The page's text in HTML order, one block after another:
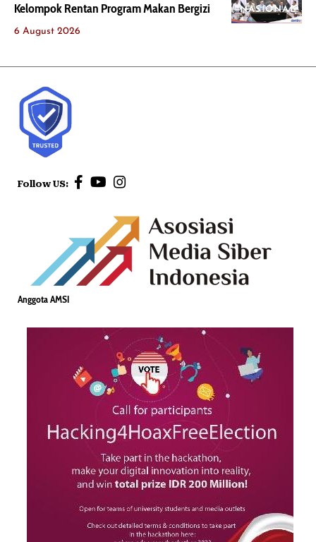
NASIONAL
Kelompok Rentan Program Makan Bergizi
6 August 2026
Follow US:
Anggota AMSI